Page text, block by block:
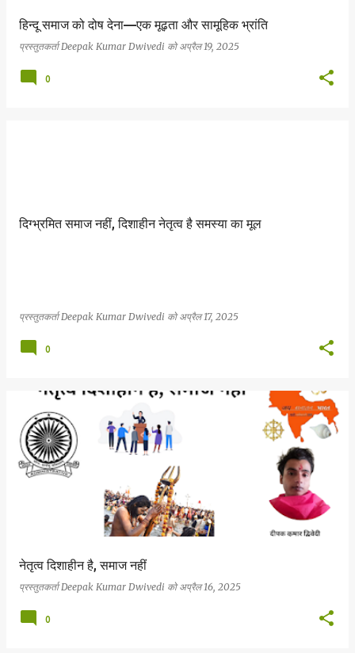
हिन्दू समाज को दोष देना—एक मूढ़ता और सामूहिक भ्रांति
प्रस्तुतकर्ताDeepak Kumar Dwivedi कोअप्रैल 19, 2025
0
दिग्भ्रमित समाज नहीं, दिशाहीन नेतृत्व है समस्या का मूल
प्रस्तुतकर्ताDeepak Kumar Dwivedi कोअप्रैल 17, 2025
0
नेतृत्व दिशाहीन है, समाज नहीं
प्रस्तुतकर्ताDeepak Kumar Dwivedi कोअप्रैल 16, 2025
0